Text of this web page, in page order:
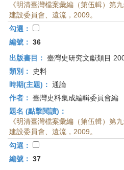
《明清臺灣檔案彙編（第伍輯）第
建設委員會、遠流，2009。
勾選：
編號： 36
出版書目： 臺灣史研究文獻類目
類別：
史料
時期(主題)： 通論
作者： 臺灣史料集成編輯委員會編
題名 (點擊閱讀)：
《明清臺灣檔案彙編（第伍輯）第
建設委員會、遠流，2009。
勾選：
編號： 37